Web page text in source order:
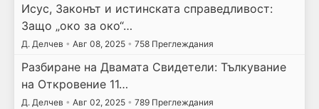
Исус, Законът и истинската справедливост:
Защо „око за око“…
Д. Делчев • Авг 08, 2025 • 758 Преглеждания
Разбиране на Двамата Свидетели: Тълкувание
на Откровение 11…
Д. Делчев • Авг 02, 2025 • 789 Преглеждания